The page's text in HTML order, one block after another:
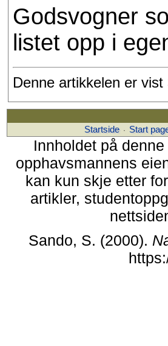
Godsvogner
listet opp i
Denne artikkelen er
Startside · Start
Innholdet på
opphavsmannens
kan kun skje etter
artikler,
Sando, S. (2000).